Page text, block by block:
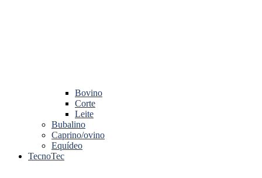
Bovino
Corte
Leite
Bubalino
Caprino/ovino
Equídeo
TecnoTec